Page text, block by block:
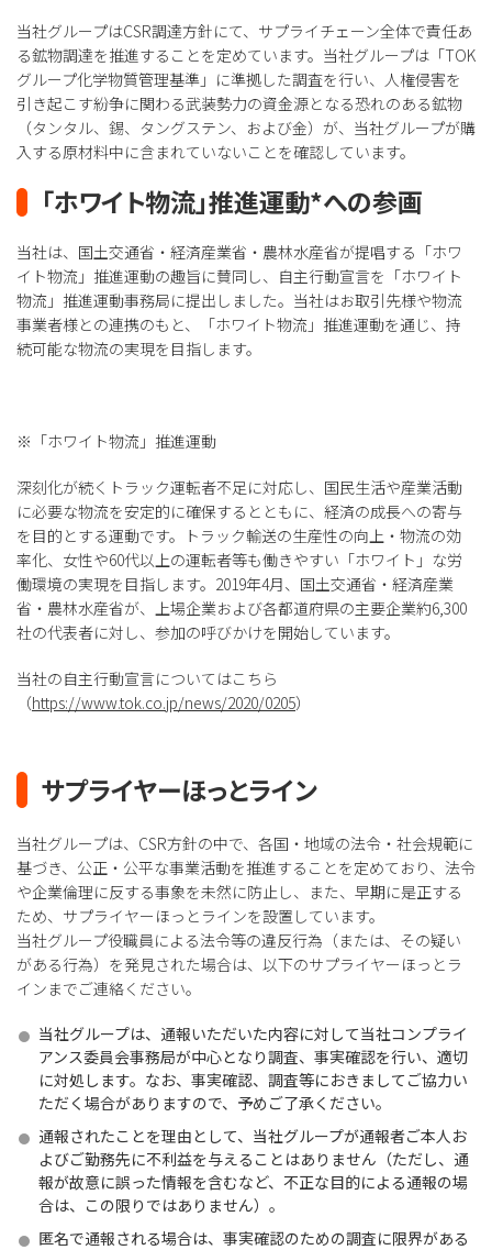
当社グループはCSR調達方針にて、サプライチェーン全体で責任あ
る鉱物調達を推進することを定めています。当社グループは「TOK
グループ化学物質管理基準」に準拠した調査を行い、人権侵害を
引き起こす紛争に関わる武装勢力の資金源となる恐れのある鉱物
（タンタル、錫、タングステン、および⾦）が、当社グループが購
入する原材料中に含まれていないことを確認しています。
「ホワイト物流」推進運動*への参画
当社は、国土交通省・経済産業省・農林水産省が提唱する「ホワ
イト物流」推進運動の趣旨に賛同し、自主行動宣言を「ホワイト
物流」推進運動事務局に提出しました。当社はお取引先様や物流
事業者様との連携のもと、「ホワイト物流」推進運動を通じ、持
続可能な物流の実現を目指します。
※「ホワイト物流」推進運動
深刻化が続くトラック運転者不足に対応し、国民生活や産業活動
に必要な物流を安定的に確保するとともに、経済の成長への寄与
を目的とする運動です。トラック輸送の生産性の向上・物流の効
率化、女性や60代以上の運転者等も働きやすい「ホワイト」な労
働環境の実現を目指します。2019年4月、国土交通省・経済産業
省・農林水産省が、上場企業および各都道府県の主要企業約6,300
社の代表者に対し、参加の呼びかけを開始しています。
当社の自主行動宣言についてはこちら
（https://www.tok.co.jp/news/2020/0205）
サプライヤーほっとライン
当社グループは、CSR方針の中で、各国・地域の法令・社会規範に
基づき、公正・公平な事業活動を推進することを定めており、法令
や企業倫理に反する事象を未然に防止し、また、早期に是正する
ため、サプライヤーほっとラインを設置しています。
当社グループ役職員による法令等の違反行為（または、その疑い
がある行為）を発見された場合は、以下のサプライヤーほっとラ
インまでご連絡ください。
当社グループは、通報いただいた内容に対して当社コンプライ
アンス委員会事務局が中心となり調査、事実確認を行い、適切
に対処します。なお、事実確認、調査等におきましてご協力い
ただく場合がありますので、予めご了承ください。
通報されたことを理由として、当社グループが通報者ご本人お
よびご勤務先に不利益を与えることはありません（ただし、通
報が故意に誤った情報を含むなど、不正な目的による通報の場
合は、この限りではありません）。
匿名で通報される場合は、事実確認のための調査に限界がある